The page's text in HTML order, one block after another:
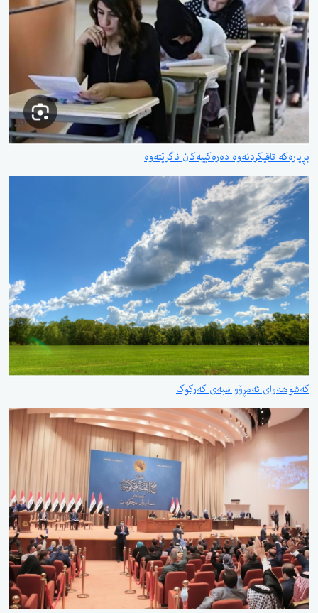
بڕیارەکە تاقیکردنەوە دەرەکییەکان ناگرێتەوە
کەشوهەوای ئەمڕۆو سبەی کەرکوک